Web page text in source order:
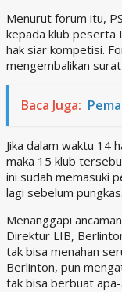
Menurut forum itu,
kepada klub peserta
hak siar kompetisi.
mengembalikan
Baca Juga:
Jika dalam waktu 14
maka 15 klub
ini sudah memasuki
lagi sebelum pungkas.
Menanggapi
Direktur LIB,
tak bisa menahan
Berlinton, pun
tak bisa berbuat apa-